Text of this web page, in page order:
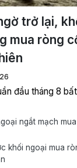
trở lại,
mua ròng
đầu tháng 8
ngắt mạch
khối ngoại mua